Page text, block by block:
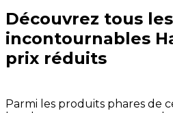
Découvrez tous les
incontournables
prix réduits
Parmi les produits phares de